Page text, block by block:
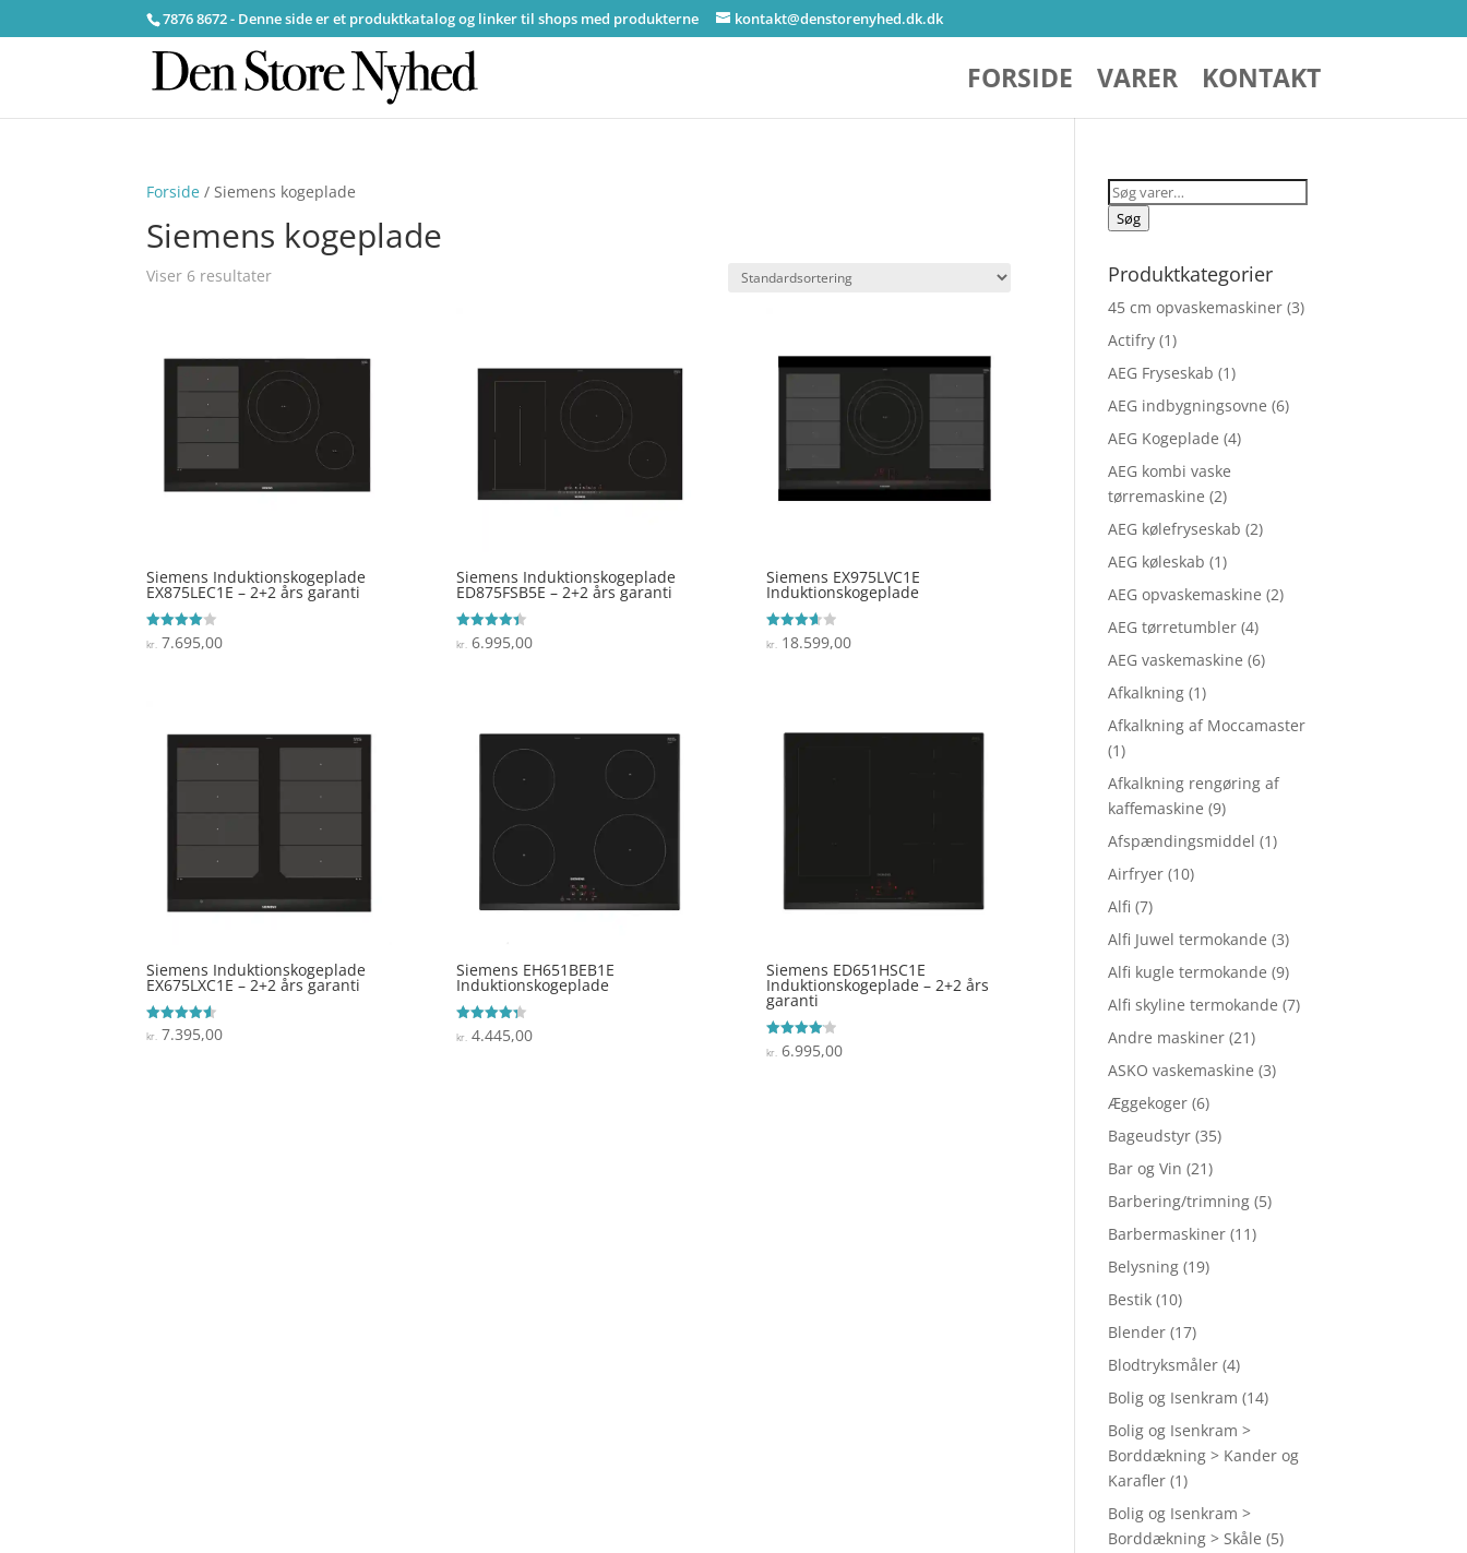
7876 8672 - Denne side er et produktkatalog og linker til shops med produkterne kontakt@denstorenyhed.dk.dk
FORSIDE VARER KONTAKT
Forside / Siemens kogeplade
Siemens kogeplade
Viser 6 resultater
Siemens Induktionskogeplade
EX875LEC1E – 2+2 års garanti
Vurderet
4
kr. 7.695,00
Siemens Induktionskogeplade
ED875FSB5E – 2+2 års garanti
Vurderet
4.4
kr.6.995,00
Siemens EX975LVC1E
Induktionskogeplade
Vurderet
3.7
kr.18.599,00
Siemens Induktionskogeplade
EX675LXC1E – 2+2 års garanti
Vurderet
4.5
kr. 7.395,00
Siemens EH651BEB1E
Induktionskogeplade
Vurderet
4.3
kr.4.445,00
Siemens ED651HSC1E
Induktionskogeplade – 2+2 års
garanti
Vurderet
4.1
kr.6.995,00
Søg
efter:
Søg
Produktkategorier
45 cm opvaskemaskiner (3)
Actifry (1)
AEG Fryseskab (1)
AEG indbygningsovne (6)
AEG Kogeplade (4)
AEG kombi vaske
tørremaskine (2)
AEG kølefryseskab (2)
AEG køleskab (1)
AEG opvaskemaskine (2)
AEG tørretumbler (4)
AEG vaskemaskine (6)
Afkalkning (1)
Afkalkning af Moccamaster
(1)
Afkalkning rengøring af
kaffemaskine (9)
Afspændingsmiddel (1)
Airfryer (10)
Alfi (7)
Alfi Juwel termokande (3)
Alfi kugle termokande (9)
Alfi skyline termokande (7)
Andre maskiner (21)
ASKO vaskemaskine (3)
Æggekoger (6)
Bageudstyr (35)
Bar og Vin (21)
Barbering/trimning (5)
Barbermaskiner (11)
Belysning (19)
Bestik (10)
Blender (17)
Blodtryksmåler (4)
Bolig og Isenkram (14)
Bolig og Isenkram >
Borddækning > Kander og
Karafler (1)
Bolig og Isenkram >
Borddækning > Skåle (5)